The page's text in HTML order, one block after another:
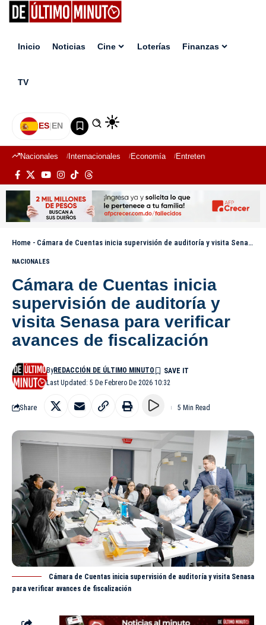
Inicio Noticias Cine Loterías Finanzas
TV
ES|EN
Nacionales Internacionales Economía Entretenimiento
Home - Cámara de Cuentas inicia supervisión de auditoría y visita Senasa para verificar avances de fiscalización
NACIONALES
Cámara de Cuentas inicia
supervisión de auditoría y
visita Senasa para verificar
avances de fiscalización
Last Updated: 5 De Febrero De 2026 10:32
ByREDACCIÓN DE ÚLTIMO MINUTO
Share 5 Min Read
Cámara de Cuentas inicia supervisión de auditoría y visita Senasa
para verificar avances de fiscalización